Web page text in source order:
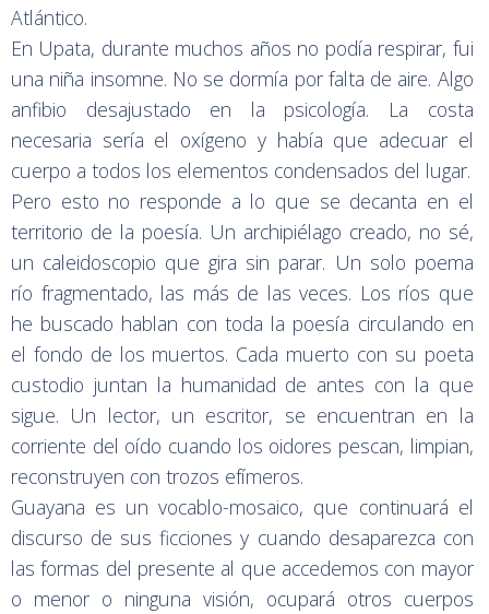
Atlántico.
En Upata, durante muchos años no podía respirar, fui
una niña insomne. No se dormía por falta de aire. Algo
anfibio desajustado en la psicología. La costa
necesaria sería el oxígeno y había que adecuar el
cuerpo a todos los elementos condensados del lugar.
Pero esto no responde a lo que se decanta en el
territorio de la poesía. Un archipiélago creado, no sé,
un caleidoscopio que gira sin parar. Un solo poema
río fragmentado, las más de las veces. Los ríos que
he buscado hablan con toda la poesía circulando en
el fondo de los muertos. Cada muerto con su poeta
custodio juntan la humanidad de antes con la que
sigue. Un lector, un escritor, se encuentran en la
corriente del oído cuando los oidores pescan, limpian,
reconstruyen con trozos efímeros.
Guayana es un vocablo-mosaico, que continuará el
discurso de sus ficciones y cuando desaparezca con
las formas del presente al que accedemos con mayor
o menor o ninguna visión, ocupará otros cuerpos